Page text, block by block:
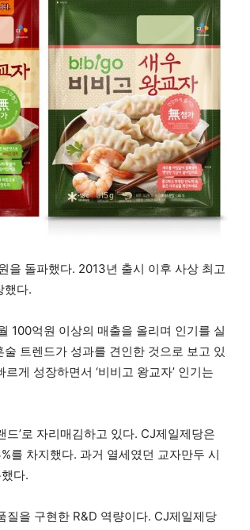
을 돌파했다. 2013년 출시 이후 사상 최고
했다.
100억원 이상의 매출을 올리며 인기를 실
트렌드가 성과를 견인한 것으로 보고 있
게 성장하면서 ‘비비고 왕교자’ 인기는
’로 자리매김하고 있다. CJ제일제당은
를 차지했다. 과거 열세였던 교자만두 시
다.
질을 구현한 R&D 역량이다. CJ제일제당